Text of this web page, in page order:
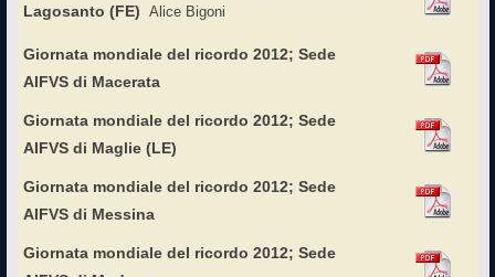
Lagosanto (FE) Alice Bigoni
Giornata mondiale del ricordo 2012; Sede
AIFVS di Macerata
Giornata mondiale del ricordo 2012; Sede
AIFVS di Maglie (LE)
Giornata mondiale del ricordo 2012; Sede
AIFVS di Messina
Giornata mondiale del ricordo 2012; Sede